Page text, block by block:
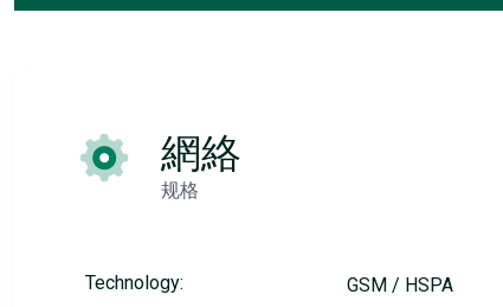
網絡
规格
Technology: GSM / HSPA